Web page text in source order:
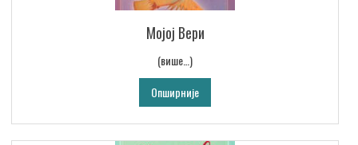
Мојој Вери
(више…)
Опширније